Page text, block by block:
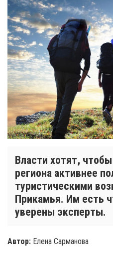
Власти хотят,
региона активнее
туристическими
Прикамья. Им есть
уверены эксперты.
Автор: Елена Сарманова